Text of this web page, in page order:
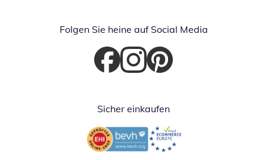
Folgen Sie heine auf Social Media
Öffnet in neuem Fenster
Öffnet in neuem Fenster
Öffnet in neuem Fenster
Sicher einkaufen
Öffnet in neuem FensterÖffnet in neuem Fenster